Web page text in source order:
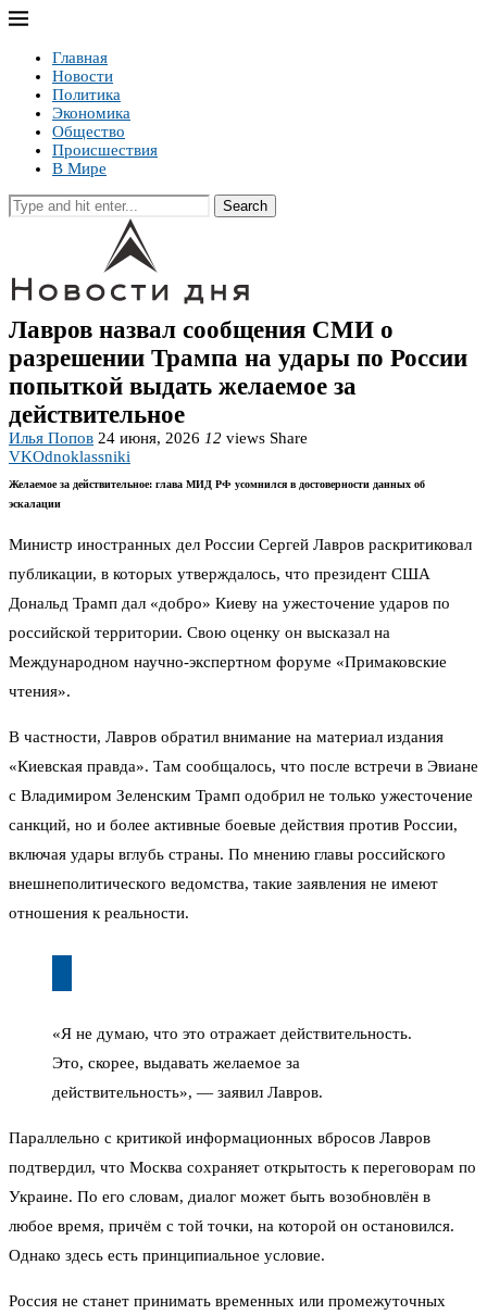
Главная
Новости
Политика
Экономика
Общество
Происшествия
В Мире
Search
Лавров назвал сообщения СМИ о
разрешении Трампа на удары по России
попыткой выдать желаемое за
действительное
Илья Попов 24 июня, 2026 12 views Share
VKOdnoklassniki
Желаемое за действительное: глава МИД РФ усомнился в достоверности данных об
эскалации
Министр иностранных дел России Сергей Лавров раскритиковал
публикации, в которых утверждалось, что президент США
Дональд Трамп дал «добро» Киеву на ужесточение ударов по
российской территории. Свою оценку он высказал на
Международном научно-экспертном форуме «Примаковские
чтения».
В частности, Лавров обратил внимание на материал издания
«Киевская правда». Там сообщалось, что после встречи в Эвиане
с Владимиром Зеленским Трамп одобрил не только ужесточение
санкций, но и более активные боевые действия против России,
включая удары вглубь страны. По мнению главы российского
внешнеполитического ведомства, такие заявления не имеют
отношения к реальности.
«Я не думаю, что это отражает действительность.
Это, скорее, выдавать желаемое за
действительность», — заявил Лавров.
Параллельно с критикой информационных вбросов Лавров
подтвердил, что Москва сохраняет открытость к переговорам по
Украине. По его словам, диалог может быть возобновлён в
любое время, причём с той точки, на которой он остановился.
Однако здесь есть принципиальное условие.
Россия не станет принимать временных или промежуточных